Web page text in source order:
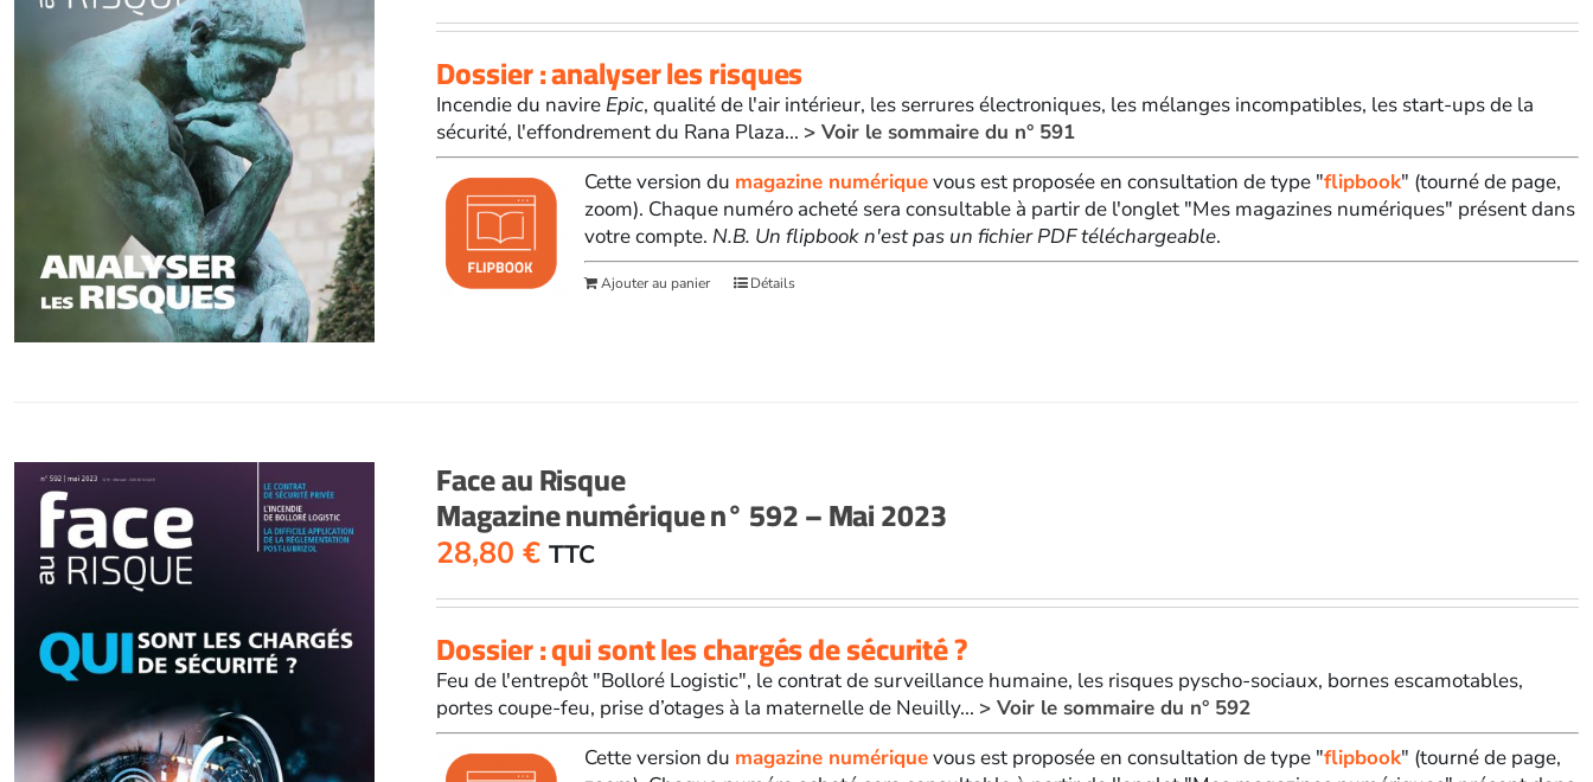
Dossier : analyser les risques
Incendie du navire Epic, qualité de l'air intérieur, les serrures électroniques, les mélanges incompatibles, les start-ups de la
sécurité, l'effondrement du Rana Plaza... > Voir le sommaire du n° 591
Cette version du magazine numériquevous est proposée en consultation de type "flipbook" (tourné de page,
zoom). Chaque numéro acheté sera consultable à partir de l'onglet "Mes magazines numériques" présent dans
votre compte. N.B. Un flipbook n'est pas un fichier PDF téléchargeable.
Ajouter au panier Détails
Face au Risque
Magazine numérique n° 592 – Mai 2023
28,80€ TTC
Dossier : qui sont les chargés de sécurité ?
Feu de l'entrepôt "Bolloré Logistic", le contrat de surveillance humaine, les risques pyscho-sociaux, bornes escamotables,
portes coupe-feu, prise d’otages à la maternelle de Neuilly... > Voir le sommaire du n° 592
Cette version du magazine numériquevous est proposée en consultation de type "flipbook" (tourné de page,